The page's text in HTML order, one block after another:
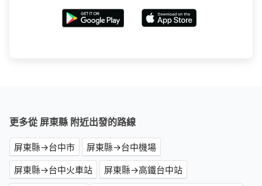
更多從 屏東縣 附近出發的路線
屏東縣→台中市
屏東縣→台中機場
屏東縣→台中火車站
屏東縣→高鐵台中站